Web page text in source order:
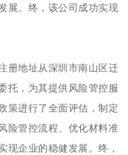
展。终，该公司成功实现
册地址从深圳市南山区迁
托，为其提供风险管控服
策进行了全面评估，制定
险管控流程、优化材料准
现企业的稳健发展。终，